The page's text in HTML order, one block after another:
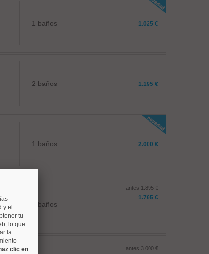
1 baños 1.025 €
2 baños 1.195 €
1 baños 2.000 €
1 baños
antes 1.895 €
1.795 €
antes 3.000 €
y el
tu
lo que
la
haz clic en